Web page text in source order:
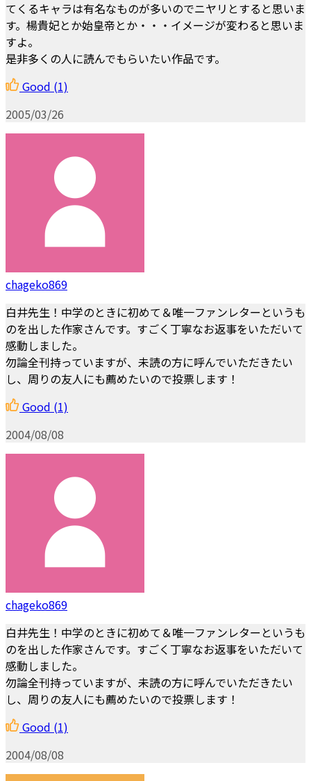
てくるキャラは有名なものが多いのでニヤリとすると思いま
す。楊貴妃とか始皇帝とか・・・イメージが変わると思いま
すよ。
是非多くの人に読んでもらいたい作品です。
Good (1)
2005/03/26
chageko869
白井先生！中学のときに初めて＆唯一ファンレターというも
のを出した作家さんです。すごく丁寧なお返事をいただいて
感動しました。
勿論全刊持っていますが、未読の方に呼んでいただきたい
し、周りの友人にも薦めたいので投票します！
Good (1)
2004/08/08
chageko869
白井先生！中学のときに初めて＆唯一ファンレターというも
のを出した作家さんです。すごく丁寧なお返事をいただいて
感動しました。
勿論全刊持っていますが、未読の方に呼んでいただきたい
し、周りの友人にも薦めたいので投票します！
Good (1)
2004/08/08